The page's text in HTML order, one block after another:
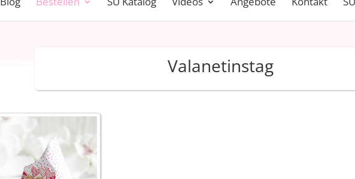
Valanetinstag